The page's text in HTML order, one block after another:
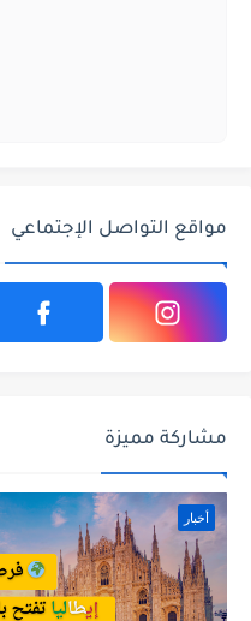
مواقع التواصل الإجتماعي
مشاركة مميزة
أخبار